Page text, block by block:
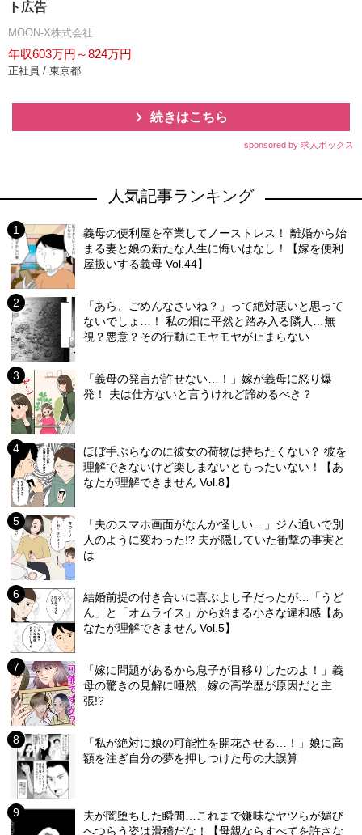
ト広告
MOON-X株式会社
年収603万円～824万円
正社員 / 東京都
続きはこちら
sponsored by 求人ボックス
人気記事ランキング
義母の便利屋を卒業してノーストレス！ 離婚から始
まる妻と娘の新たな人生に悔いはなし！【嫁を便利
屋扱いする義母 Vol.44】
「あら、ごめんなさいね？」って絶対悪いと思って
ないでしょ…！ 私の畑に平然と踏み入る隣人…無
視？悪意？その行動にモヤモヤが止まらない
「義母の発言が許せない…！」嫁が義母に怒り爆
発！ 夫は仕方ないと言うけれど諦めるべき？
ほぼ手ぶらなのに彼女の荷物は持ちたくない？ 彼を
理解できないけど楽しまないともったいない！【あ
なたが理解できません Vol.8】
「夫のスマホ画面がなんか怪しい…」ジム通いで別
人のように変わった!? 夫が隠していた衝撃の事実と
は
結婚前提の付き合いに喜ぶよし子だったが…「うど
ん」と「オムライス」から始まる小さな違和感【あ
なたが理解できません Vol.5】
「嫁に問題があるから息子が目移りしたのよ！」義
母の驚きの見解に唖然…嫁の高学歴が原因だと主
張!?
「私が絶対に娘の可能性を開花させる…！」娘に高
額を注ぎ自分の夢を押しつけた母の大誤算
夫が闇堕ちした瞬間…これまで嫌味なヤツらが媚び
へつらう姿は滑稽だな！【母親ならすべてを許さな